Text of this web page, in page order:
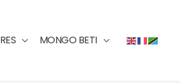
MONGO BETI